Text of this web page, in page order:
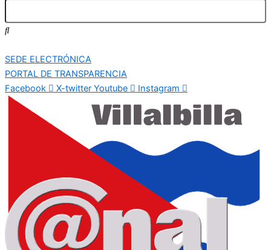
SEDE ELECTRÓNICA
PORTAL DE TRANSPARENCIA
Facebook
X-twitter Youtube Instagram